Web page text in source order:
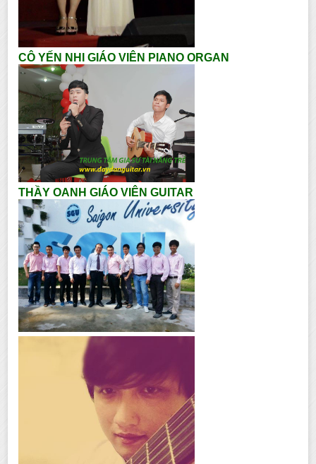
CÔ YẾN NHI GIÁO VIÊN PIANO ORGAN
THẦY OANH GIÁO VIÊN GUITAR